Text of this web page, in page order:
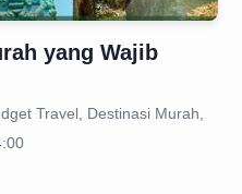
yang Wajib
Travel, Destinasi Murah,